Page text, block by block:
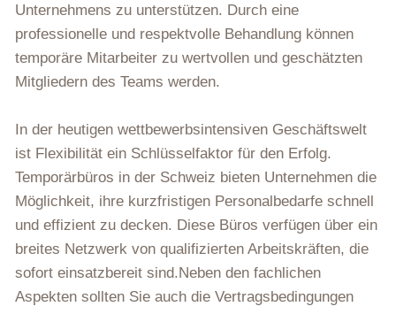
Unternehmens zu unterstützen. Durch eine
professionelle und respektvolle Behandlung können
temporäre Mitarbeiter zu wertvollen und geschätzten
Mitgliedern des Teams werden.
In der heutigen wettbewerbsintensiven Geschäftswelt
ist Flexibilität ein Schlüsselfaktor für den Erfolg.
Temporärbüros in der Schweiz bieten Unternehmen die
Möglichkeit, ihre kurzfristigen Personalbedarfe schnell
und effizient zu decken. Diese Büros verfügen über ein
breites Netzwerk von qualifizierten Arbeitskräften, die
sofort einsatzbereit sind.Neben den fachlichen
Aspekten sollten Sie auch die Vertragsbedingungen